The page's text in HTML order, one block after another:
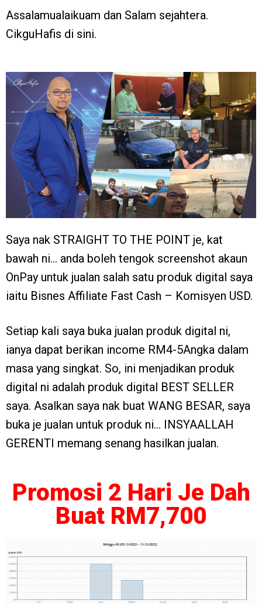
Assalamualaikuam dan Salam sejahtera.
CikguHafis di sini.
Saya nak STRAIGHT TO THE POINT je, kat
bawah ni… anda boleh tengok screenshot akaun
OnPay untuk jualan salah satu produk digital saya
iaitu Bisnes Affiliate Fast Cash – Komisyen USD.
Setiap kali saya buka jualan produk digital ni,
ianya dapat berikan income RM4-5Angka dalam
masa yang singkat. So, ini menjadikan produk
digital ni adalah produk digital BEST SELLER
saya. Asalkan saya nak buat WANG BESAR, saya
buka je jualan untuk produk ni… INSYAALLAH
GERENTI memang senang hasilkan jualan.
Promosi 2 Hari Je Dah
Buat RM7,700